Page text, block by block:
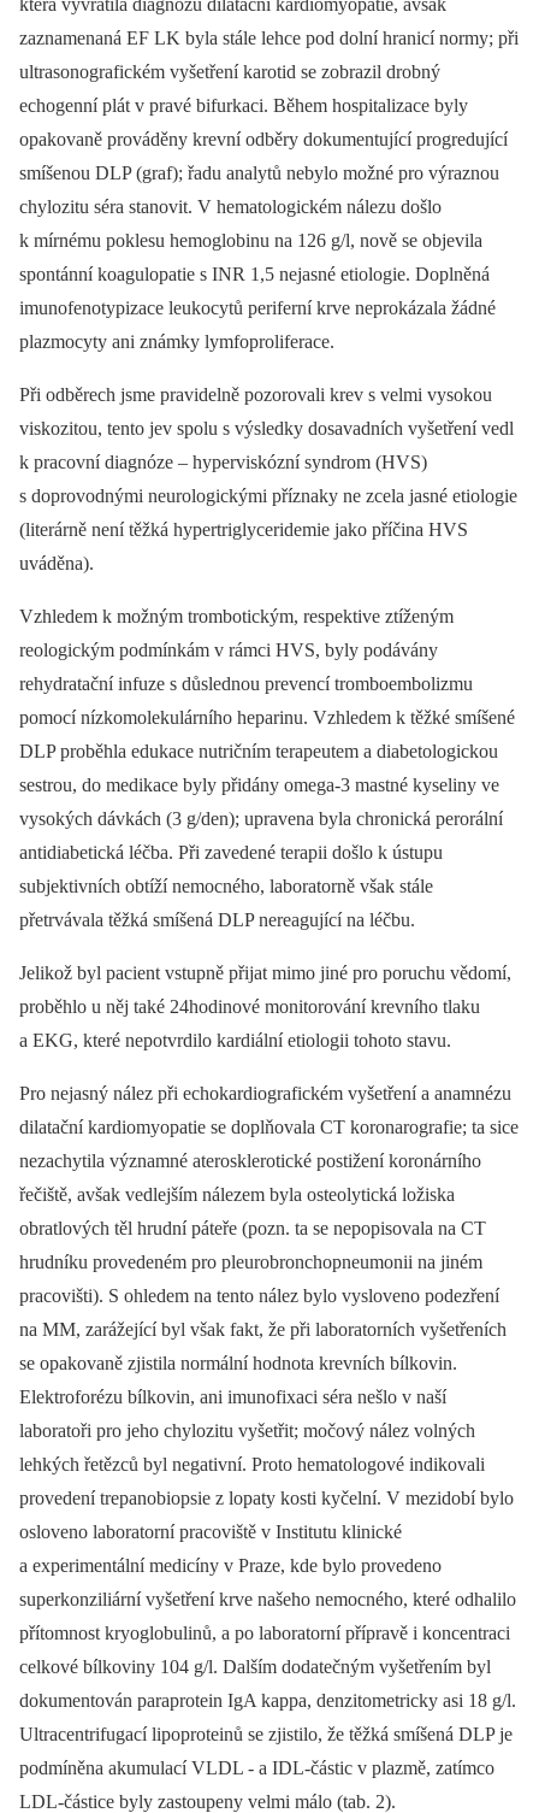
zaznamenaná EF LK byla stále lehce pod dolní hranicí normy; při
ultrasonografickém vyšetření karotid se zobrazil drobný
echogenní plát v pravé bifurkaci. Během hospitalizace byly
opakovaně prováděny krevní odběry dokumentující progredující
smíšenou DLP (graf); řadu analytů nebylo možné pro výraznou
chylozitu séra stanovit. V hema­tologickém nálezu došlo
k mírnému poklesu hemoglobinu na 126 g/l, nově se objevila
spontánní koagulopatie s INR 1,5 nejasné etiologie. Doplněná
imunofenotypizace leukocytů periferní krve neprokázala žádné
plazmocyty ani známky lymfoproliferace.
Při odběrech jsme pravidelně pozorovali krev s velmi vysokou
viskozitou, tento jev spolu s výsledky dosavadních vyšetření vedl
k pracovní diagnóze –⁠ hyperviskózní syndrom (HVS)
s doprovodnými neurologickými příznaky ne zcela jasné etiologie
(literárně není těžká hypertriglyceridemie jako příčina HVS
uváděna).
Vzhledem k možným trombotickým, respektive ztíženým
reologickým podmínkám v rámci HVS, byly podávány
rehydratační infuze s důslednou prevencí tromboembolizmu
pomocí nízkomolekulárního heparinu. Vzhledem k těžké smíšené
DLP proběhla edukace nutričním terapeutem a diabetologickou
sestrou, do medikace byly přidány omega-3 mastné kyseliny ve
vysokých dávkách (3 g/den); upravena byla chronická perorální
antidiabetická léčba. Při zavedené terapii došlo k ústupu
subjektivních obtíží nemocného, laboratorně však stále
přetrvávala těžká smíšená DLP nereagující na léčbu.
Jelikož byl pacient vstupně přijat mimo jiné pro poruchu vědomí,
proběhlo u něj také 24hodinové monitorování krevního tlaku
a EKG, které nepotvrdilo kardiální etiologii tohoto stavu.
Pro nejasný nález při echokardiografickém vyšetřenía anamnézu
dilatační kardiomyopatie se doplňovala CT koronarografie; ta sice
nezachytila významné aterosklerotické postižení koronárního
řečiště, avšak vedlejším nálezem byla osteolytická ložiska
obratlových těl hrudní páteře (pozn. ta se nepopisovala na CT
hrudníku provedeném pro pleurobronchopneumonii na jiném
pracovišti). S ohledem na tento nález bylo vysloveno podezření
na MM, zarážející byl však fakt, že při laboratorních vyšetřeních
se opakovaně zjistila normální hodnota krevních bílkovin.
Elektroforézu bílkovin, ani imuno­fixaci séra nešlo v naší
laboratoři pro jeho chylozitu vyšetřit; močový nález volných
lehkých řetězců byl negativní. Proto hematologové indikovali
provedení trepanobiopsie z lopaty kosti kyčelní. V mezidobí bylo
osloveno laboratorní pracoviště v Institutu klinické
a experimentální medicíny v Praze, kde bylo provedeno
superkonziliární vyšetření krve našeho nemocného, které odhalilo
přítomnost kryoglobulinů, a po laboratorní přípravě i koncentraci
celkové bílkoviny 104 g/l. Dalším dodatečným vyšetřením byl
dokumentován paraprotein IgA kappa, denzitometricky asi 18 g/l.
Ultracentrifugací lipoproteinů se zjistilo, že těžká smíšená DLP je
podmíněna akumulací VLDL -⁠ a IDL-částic v plazmě, zatímco
LDL-částice byly zastoupeny velmi málo (tab. 2).